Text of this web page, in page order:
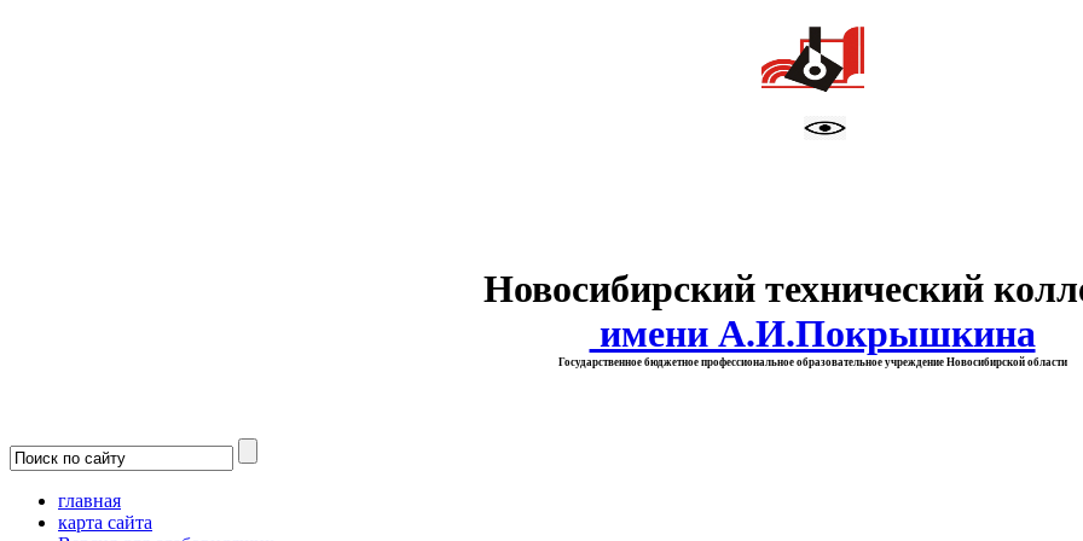
Новосибирский технический
имени А.И.Покрышкина
Государственное бюджетное профессиональное образовательное учреждение Новосибирской области
главная
карта сайта